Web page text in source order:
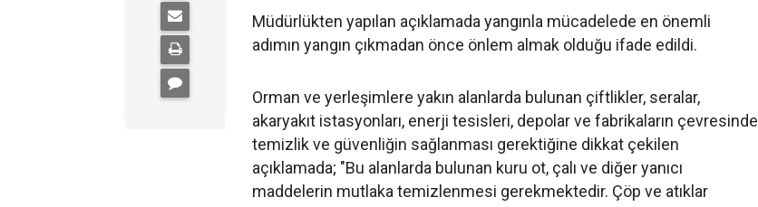
Müdürlükten yapılan açıklamada yangınla mücadelede en önemli
adımın yangın çıkmadan önce önlem almak olduğu ifade edildi.
Orman ve yerleşimlere yakın alanlarda bulunan çiftlikler, seralar,
akaryakıt istasyonları, enerji tesisleri, depolar ve fabrikaların çevresinde
temizlik ve güvenliğin sağlanması gerektiğine dikkat çekilen
açıklamada; "Bu alanlarda bulunan kuru ot, çalı ve diğer yanıcı
maddelerin mutlaka temizlenmesi gerekmektedir. Çöp ve atıklar